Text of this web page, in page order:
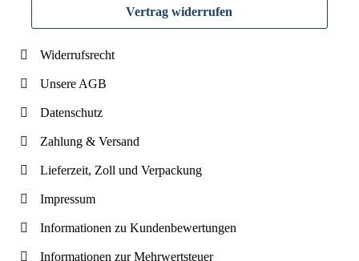
Vertrag widerrufen
Widerrufsrecht
Unsere AGB
Datenschutz
Zahlung & Versand
Lieferzeit, Zoll und Verpackung
Impressum
Informationen zu Kundenbewertungen
Informationen zur Mehrwertsteuer